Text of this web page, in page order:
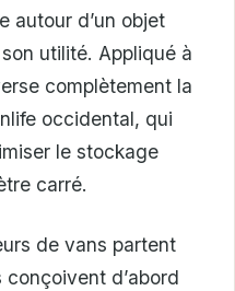
autour d’un objet
utilité. Appliqué à
complètement la
occidental, qui
le stockage
carré.
de vans partent
d’abord